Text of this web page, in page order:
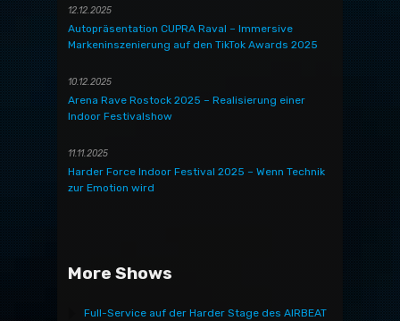
12.12.2025
Autopräsentation CUPRA Raval – Immersive
Markeninszenierung auf den TikTok Awards 2025
10.12.2025
Arena Rave Rostock 2025 – Realisierung einer
Indoor Festivalshow
11.11.2025
Harder Force Indoor Festival 2025 – Wenn Technik
zur Emotion wird
More Shows
Full-Service auf der Harder Stage des AIRBEAT